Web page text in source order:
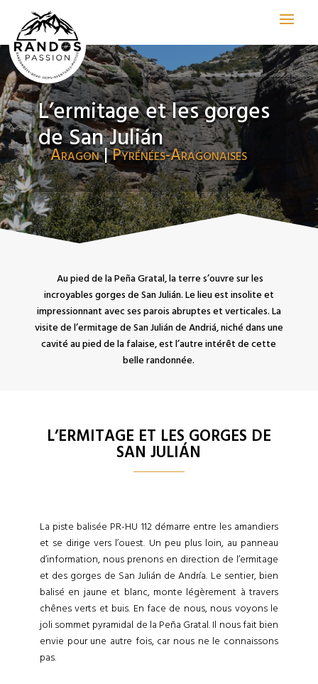
L’ermitage et les gorges
de San Julián
Aragon|Pyrénées-Aragonaises
Au pied de la Peña Gratal, la terre s’ouvre sur les
incroyables gorges de San Julián. Le lieu est insolite et
impressionnant avec ses parois abruptes et verticales. La
visite de l’ermitage de San Julián de Andriá, niché dans une
cavité au pied de la falaise, est l’autre intérêt de cette
belle randonnée.
L’ERMITAGE ET LES GORGES DE
SAN JULIÁN
La piste balisée PR-HU 112 démarre entre les amandiers
et se dirige vers l’ouest. Un peu plus loin, au panneau
d’information, nous prenons en direction de l’ermitage
et des gorges de San Julián de Andría. Le sentier, bien
balisé en jaune et blanc, monte légèrement à travers
chênes verts et buis. En face de nous, nous voyons le
joli sommet pyramidal de la Peña Gratal. Il nous fait bien
envie pour une autre fois, car nous ne le connaissons
pas.